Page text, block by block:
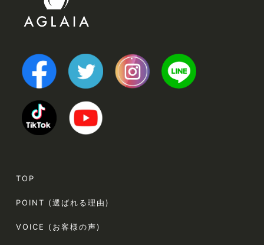
TOP
POINT (選ばれる理由)
VOICE (お客様の声)